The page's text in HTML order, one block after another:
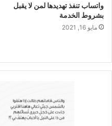
واتساب تنفذ تهديدها لمن لا يقبل
بشروط الخدمة
مايو 16, 2021